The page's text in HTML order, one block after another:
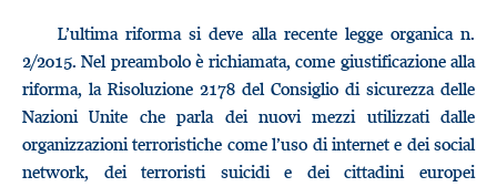
L’ultima riforma si deve alla recente legge organica n.
2/2015. Nel preambolo è richiamata, come giustificazione alla
riforma, la Risoluzione 2178 del Consiglio di sicurezza delle
Nazioni Unite che parla dei nuovi mezzi utilizzati dalle
organizzazioni terroristiche come l’uso di internet e dei social
network, dei terroristi suicidi e dei cittadini europei